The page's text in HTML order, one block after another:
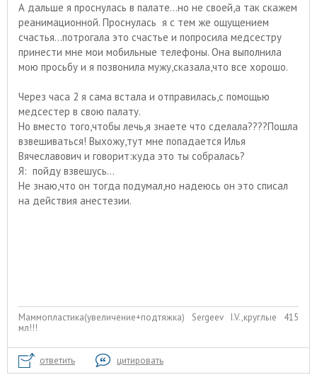
А дальше я проснулась в палате...но не своей,а так скажем
реанимационной. Проснулась я с тем же ощущением
счастья...потрогала это счастье и попросила медсестру
принести мне мои мобильные телефоны. Она выполнила
мою просьбу и я позвонила мужу,сказала,что все хорошо.
Через часа 2 я сама встала и отправилась,с помощью
медсестер в свою палату.
Но вместо того,чтобы лечь,я знаете что сделала????Пошла
взвешиваться! Выхожу,тут мне попадается Илья
Вячеславович и говорит:куда это ты собралась?
Я: пойду взвешусь...
Не знаю,что он тогда подумал,но надеюсь он это списал
на действия анестезии.
Маммопластика(увеличение+подтяжка) Sergeev I.V.,круглые 415
мл!!!
ответить цитировать